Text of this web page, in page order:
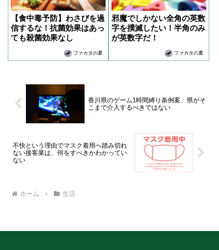
【食中毒予防】わさびを過
信するな！抗菌効果はあっ
ても殺菌効果なし
ファカタの夏
邪魔でしかない全角の英数
字を撲滅したい！半角のみ
が英数字だ！
ファカタの夏
香川県のゲーム1時間縛り条例案、県がそ
こまで介入するべきではない
不快という理由でマスク着用へ踏み切れ
ない接客業は、何をすべきかわかってい
ない
ホーム 生活